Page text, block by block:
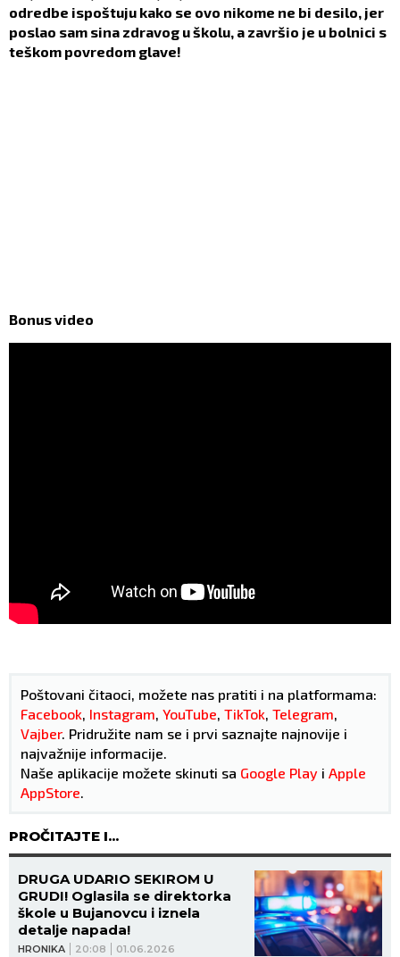
odredbe ispoštuju kako se ovo nikome ne bi desilo, jer
poslao sam sina zdravog u školu, a završio je u bolnici s
teškom povredom glave!
Bonus video
Poštovani čitaoci, možete nas pratiti i na platformama:
Facebook, Instagram, YouTube, TikTok, Telegram,
Vajber. Pridružite nam se i prvi saznajte najnovije i
najvažnije informacije.
Naše aplikacije možete skinuti sa Google Play i Apple
AppStore.
PROČITAJTE I...
HRONIKA 20:08 01.06.2026
DRUGA UDARIO SEKIROM U
GRUDI! Oglasila se direktorka
škole u Bujanovcu i iznela
detalje napada!